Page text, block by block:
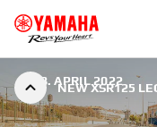
NEW XSR125
18. APRIL 2022